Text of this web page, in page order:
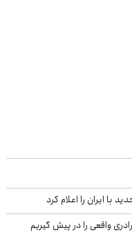
با ایران را اعلام کرد
واقعی را در پیش گیریم